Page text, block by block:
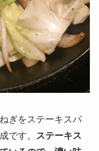
ぎをステーキスパ
です。
ステーキス